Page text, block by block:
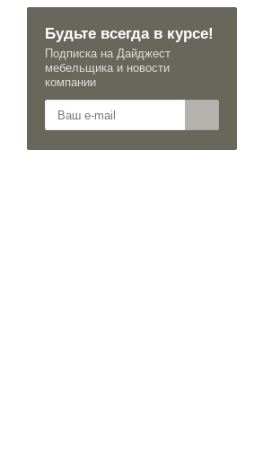
Будьте всегда в курсе!
Подписка на Дайджест
мебельщика и новости
компании